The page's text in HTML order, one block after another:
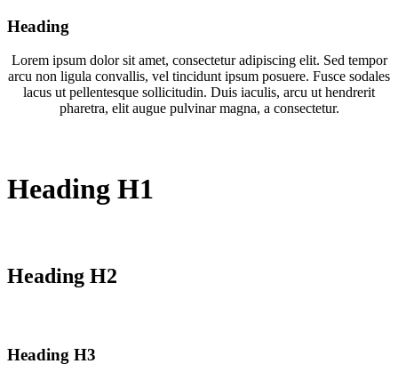
Heading
Lorem ipsum dolor sit amet, consectetur adipiscing elit. Sed tempor
arcu non ligula convallis, vel tincidunt ipsum posuere. Fusce sodales
lacus ut pellentesque sollicitudin. Duis iaculis, arcu ut hendrerit
pharetra, elit augue pulvinar magna, a consectetur.
Heading H1
Heading H2
Heading H3